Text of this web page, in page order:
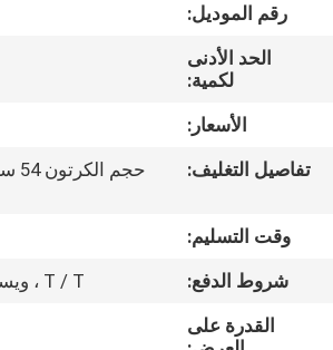
جولة
المعمل
مراقبة
الجودة
اتصل
رقم الموديل:
الحد الأدنى
لكمية:
الأسعار:
تفاصيل التغليف:
وقت التسليم:
شروط الدفع:
T / T ، ويسترن يونيون ، باي بال
القدرة على